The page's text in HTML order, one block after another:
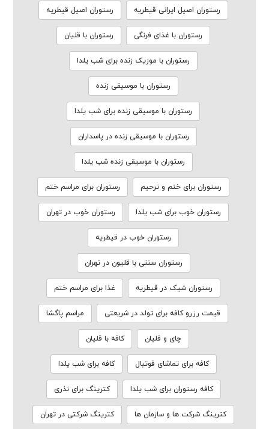
رستوران اصیل ایرانی قیطریه رستوران اصیل قیطریه
رستوران با غذای فرنگی رستوران با قلیان
رستوران با موزیک زنده برای شب یلدا
رستوران با موسیقی زنده
رستوران با موسیقی زنده برای شب یلدا
رستوران با موسیقی زنده در پاسداران
رستوران با موسیقی زنده شب یلدا
رستوران برای ختم و ترحیم رستوران برای مراسم ختم
رستوران خوب برای شب یلدا رستوران خوب در تهران
رستوران خوب در قیطریه
رستوران سنتی با قلیون در تهران
رستوران شیک در قیطریه غذا برای مراسم ختم
قیمت رزرو کافه برای تولد در شریعتی مراسم پاگشا
چای و قلیان کافه با قلیان
کافه برای تماشای فوتبال کافه برای شب یلدا
کافه رستوران برای شب یلدا کترینگ برای نذری
کترینگ شرکت ها و سازمان ها کترینگ شرکتی در تهران